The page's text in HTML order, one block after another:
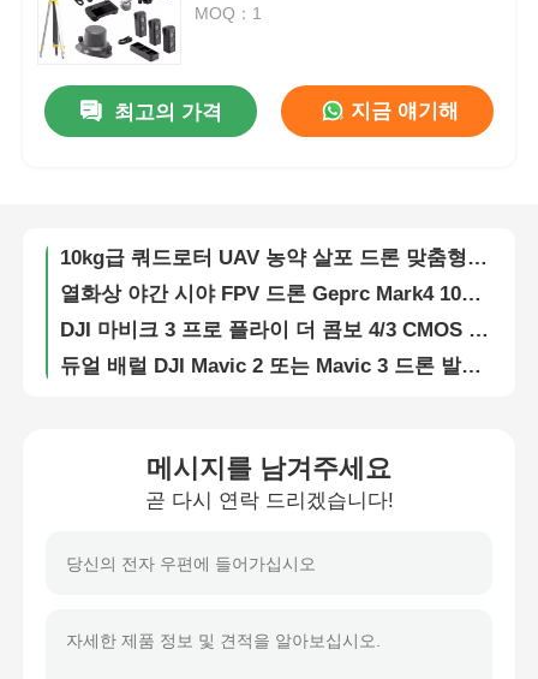
제품
우리 에 관한 것
품질 관리
우리 와 연락
MOQ：1
최고의 가격
지금 얘기해
DJI 마비크 2 또는 마비크 3 드론 발사기
메시지를 남겨주세요
곧 다시 연락 드리겠습니다!